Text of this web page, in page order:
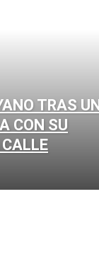
TRAS
CON SU